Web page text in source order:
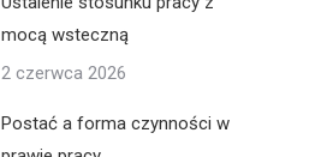
mocą wsteczną
2 czerwca 2026
Postać a forma czynności w